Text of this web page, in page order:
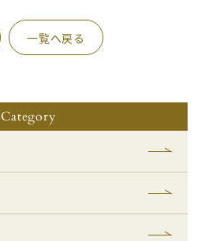
一覧へ戻る
Category